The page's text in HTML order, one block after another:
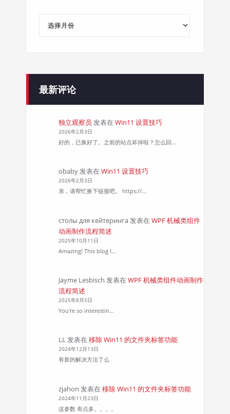
最新评论
独立观察员 发表在 Win11 设置技巧
2026年2月3日
好的，已换好了。之前的站点坏掉啦？怎么回…
obaby发表在 Win11 设置技巧
2026年2月3日
亲，请帮忙换下链接吧。 https://…
столы для кейтеринга发表在 WPF 机械类组件
动画制作流程简述
2025年10月11日
Amazing! This blog l…
Jayme Lesbisch 发表在 WPF 机械类组件动画制作
流程简述
2025年8月5日
You're so interestin…
LL发表在 移除 Win11 的文件夹标签功能
2024年12月13日
有新的解决方法了么
zjahon 发表在 移除 Win11 的文件夹标签功能
2024年11月23日
这参数 有点多。。。。